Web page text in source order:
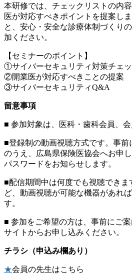
本研修では、チェックリストの内
医が対応すべきポイントを提案し
と、安心・安全な診療体制づくり
加ください。
【セミナーのポイント】
①サイバーセキュリティ対策チェ
②開業医が対応すべきことの提案
③サイバーセキュリティQ&A
留意事項
■ 参加対象は、医科・歯科会員、
■登録制の動画視聴方式です。事
のうえ、広島県保険医協会へお申
パスワードをお知らせします。
■配信期間中は何度でも視聴でき
ど、動画視聴が可能な機器があれ
す。
■ 参加をご希望の方は、事前にご
サイトからお申し込みください。
チラシ（申込み欄あり）
★会員の先生はこちら